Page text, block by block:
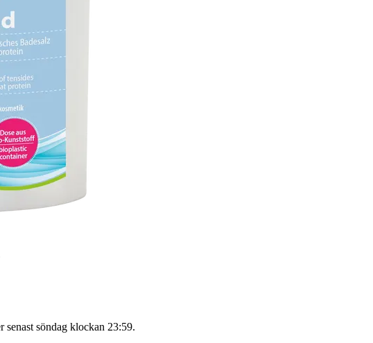
senast söndag klockan 23:59.